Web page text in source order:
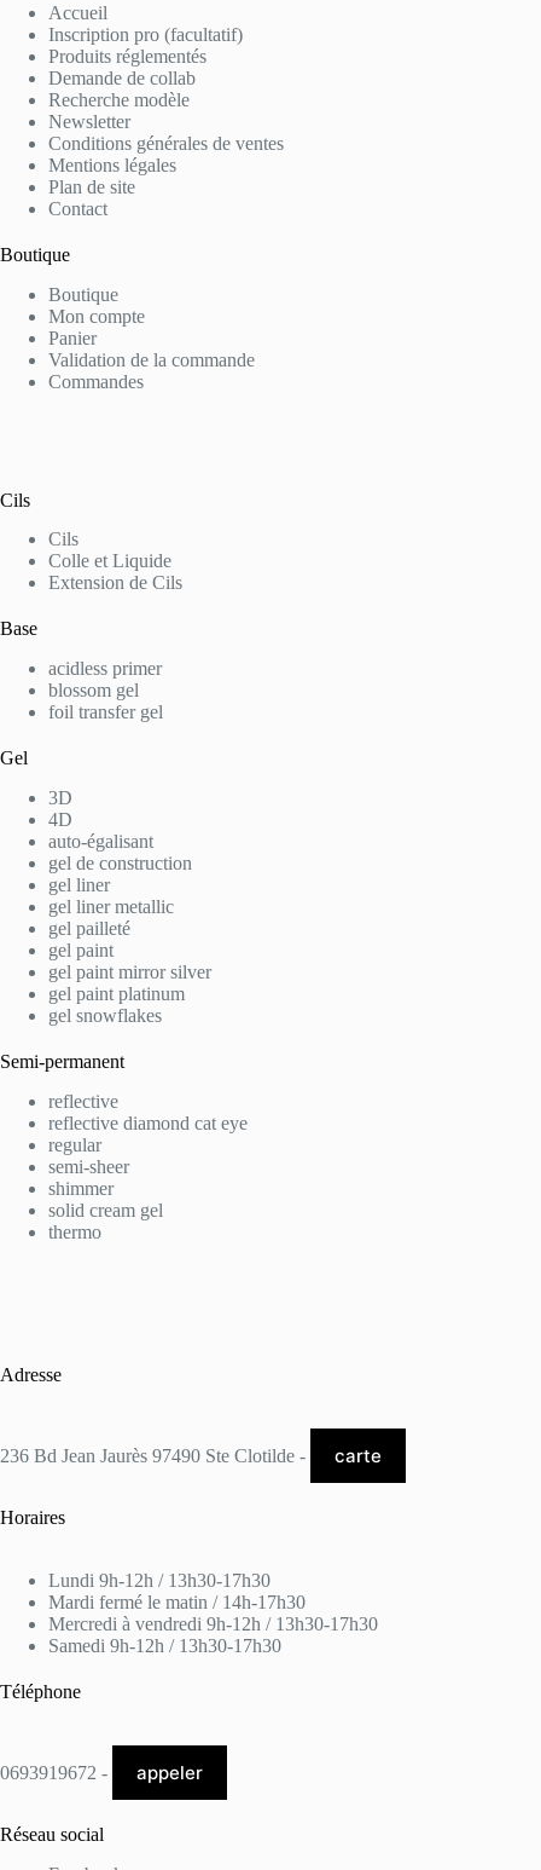
Accueil
Inscription pro (facultatif)
Produits réglementés
Demande de collab
Recherche modèle
Newsletter
Conditions générales de ventes
Mentions légales
Plan de site
Contact
Boutique
Boutique
Mon compte
Panier
Validation de la commande
Commandes
Cils
Cils
Colle et Liquide
Extension de Cils
Base
acidless primer
blossom gel
foil transfer gel
Gel
3D
4D
auto-égalisant
gel de construction
gel liner
gel liner metallic
gel pailleté
gel paint
gel paint mirror silver
gel paint platinum
gel snowflakes
Semi-permanent
reflective
reflective diamond cat eye
regular
semi-sheer
shimmer
solid cream gel
thermo
Adresse
236 Bd Jean Jaurès 97490 Ste Clotilde - carte
Horaires
Lundi 9h-12h / 13h30-17h30
Mardi fermé le matin / 14h-17h30
Mercredi à vendredi 9h-12h / 13h30-17h30
Samedi 9h-12h / 13h30-17h30
Téléphone
0693919672 - appeler
Réseau social